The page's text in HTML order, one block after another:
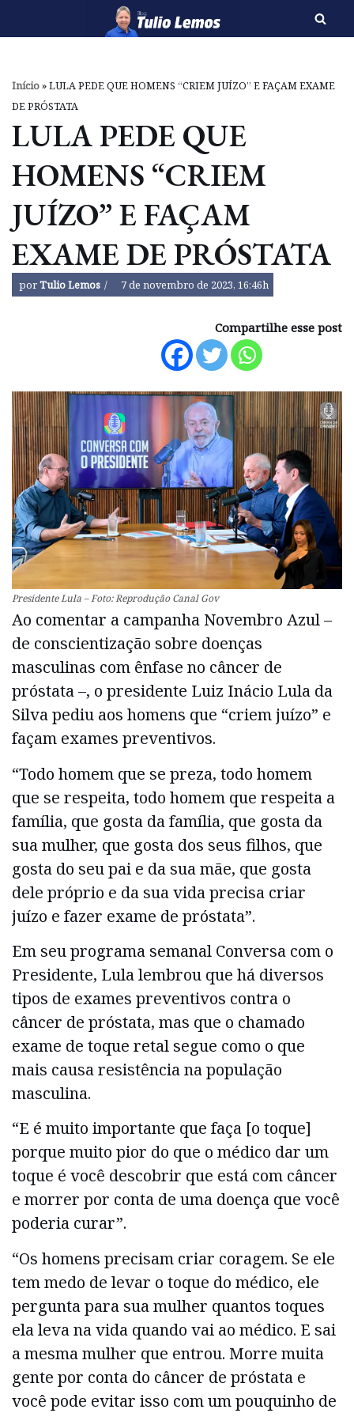
o
conteúdo
Início»LULA PEDE QUE HOMENS “CRIEM JUÍZO” E FAÇAM EXAME
DE PRÓSTATA
LULA PEDE QUE
HOMENS “CRIEM
JUÍZO” E FAÇAM
EXAME DE PRÓSTATA
porTulio Lemos 7 de novembro de 2023, 16:46h
Compartilhe esse post
Presidente Lula – Foto: Reprodução Canal Gov
Ao comentar a campanha Novembro Azul –
de conscientização sobre doenças
masculinas com ênfase no câncer de
próstata –, o presidente Luiz Inácio Lula da
Silva pediu aos homens que “criem juízo” e
façam exames preventivos.
“Todo homem que se preza, todo homem
que se respeita, todo homem que respeita a
família, que gosta da família, que gosta da
sua mulher, que gosta dos seus filhos, que
gosta do seu pai e da sua mãe, que gosta
dele próprio e da sua vida precisa criar
juízo e fazer exame de próstata”.
Em seu programa semanal Conversa com o
Presidente, Lula lembrou que há diversos
tipos de exames preventivos contra o
câncer de próstata, mas que o chamado
exame de toque retal segue como o que
mais causa resistência na população
masculina.
“E é muito importante que faça [o toque]
porque muito pior do que o médico dar um
toque é você descobrir que está com câncer
e morrer por conta de uma doença que você
poderia curar”.
“Os homens precisam criar coragem. Se ele
tem medo de levar o toque do médico, ele
pergunta para sua mulher quantos toques
ela leva na vida quando vai ao médico. E sai
a mesma mulher que entrou. Morre muita
gente por conta do câncer de próstata e
você pode evitar isso com um pouquinho de